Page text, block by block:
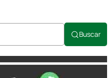
Buscar